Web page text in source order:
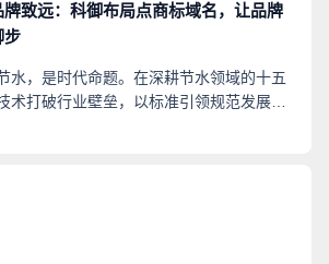
致远：科御布局点商标域名，让品牌
步
水，是时代命题。在深耕节水领域的十五
术打破行业壁垒，以标准引领规范发展，
向国际的水龙头专业品牌。当产品实力站